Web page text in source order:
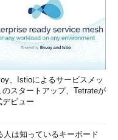
、Istioによるサービスメッ
のスタートアップ、Tetrateが
デビュー
人は知っているキーボード